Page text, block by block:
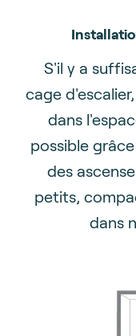
S'il y a
cage
dans
possible
des
petits,
dans